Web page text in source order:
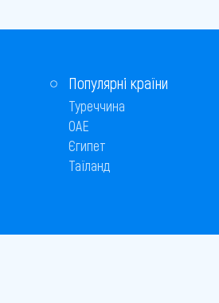
Популярні країни
Туреччина
ОАЕ
Єгипет
Таїланд